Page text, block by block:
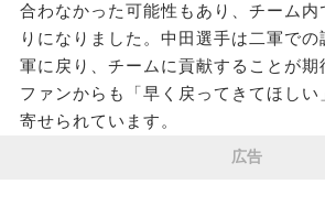
合わなかった可能性もあり、チーム内
りになりました。中田選手は二軍での
軍に戻り、チームに貢献することが期
ファンからも「早く戻ってきてほしい
寄せられています。
広告